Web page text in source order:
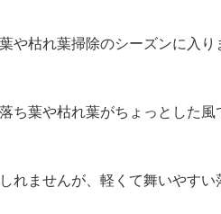
や枯れ葉掃除のシーズンに入り
ち葉や枯れ葉がちょっとした風
れませんが、軽くて舞いやすい